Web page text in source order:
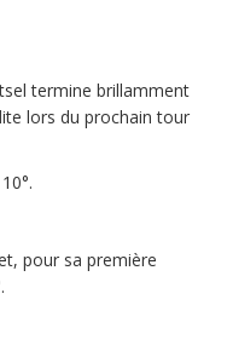
termine brillamment
lors du prochain tour
pour sa première